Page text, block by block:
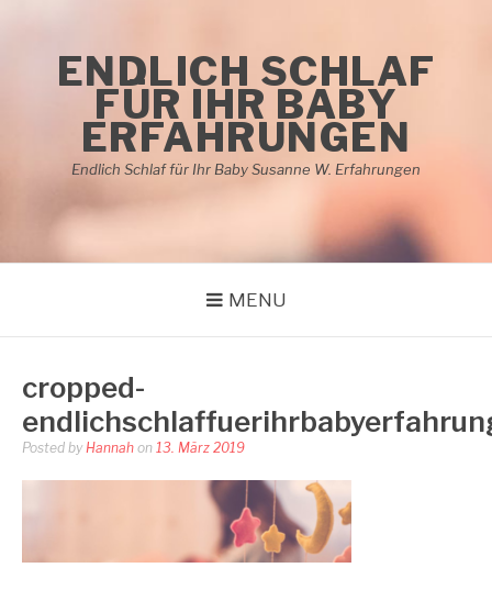
ENDLICH SCHLAF
FÜR IHR BABY
ERFAHRUNGEN
Endlich Schlaf für Ihr Baby Susanne W. Erfahrungen
MENU
cropped-
Posted by Hannah on 13. März 2019